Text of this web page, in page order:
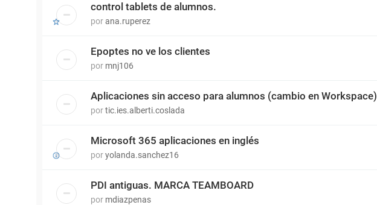
control tablets de alumnos.
porana.ruperez
Epoptes no ve los clientes
por mnj106
Aplicaciones sin acceso para alumnos (cambio en Workspace)
portic.ies.alberti.coslada
Microsoft 365 aplicaciones en inglés
poryolanda.sanchez16
PDI antiguas. MARCA TEAMBOARD
por mdiazpenas